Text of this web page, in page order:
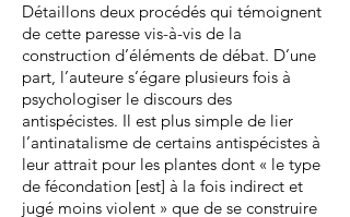
Détaillons deux procédés qui témoignent
de cette paresse vis-à-vis de la
construction d’éléments de débat. D’une
part, l’auteure s’égare plusieurs fois à
psychologiser le discours des
antispécistes. Il est plus simple de lier
l’antinatalisme de certains antispécistes à
leur attrait pour les plantes dont « le type
de fécondation [est] à la fois indirect et
jugé moins violent » que de se construire